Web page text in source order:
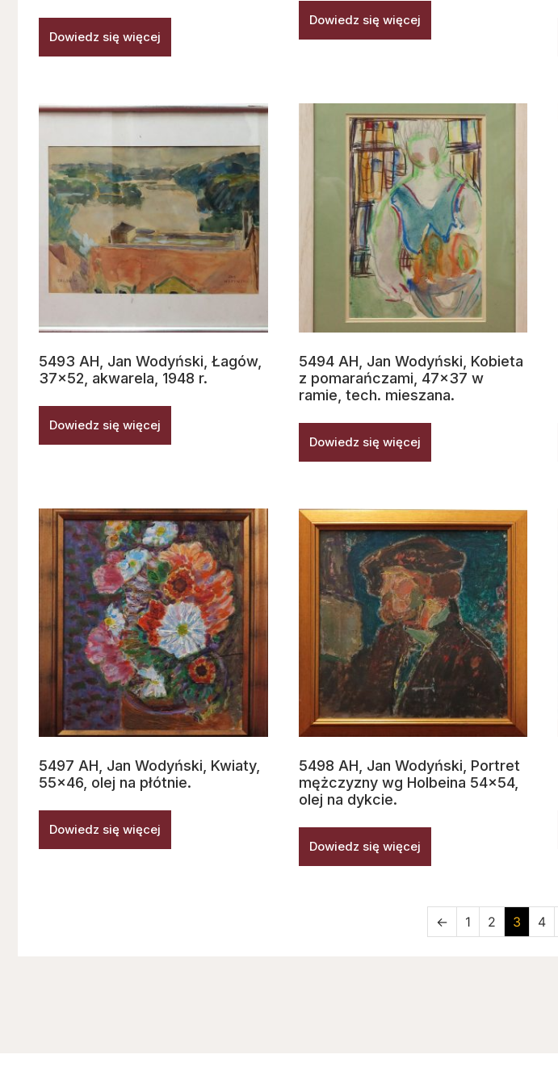
Dowiedz się więcej
Dowiedz się więcej
5493 AH, Jan Wodyński, Łagów,
37×52, akwarela, 1948 r.
Dowiedz się więcej
5494 AH, Jan Wodyński, Kobieta
z pomarańczami, 47×37 w
ramie, tech. mieszana.
Dowiedz się więcej
5497 AH, Jan Wodyński, Kwiaty,
55×46, olej na płótnie.
Dowiedz się więcej
5498 AH, Jan Wodyński, Portret
mężczyzny wg Holbeina 54×54,
olej na dykcie.
Dowiedz się więcej
← 1 2 3 4